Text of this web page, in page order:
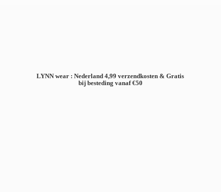
LYNN wear : Nederland 4,99 verzendkosten & Gratis
bij besteding vanaf €50